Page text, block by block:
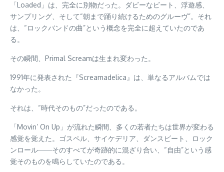
「Loaded」は、完全に別物だった。ダビーなビート、浮遊感、
サンプリング、そして“朝まで踊り続けるためのグルーヴ”。それ
は、“ロックバンドの曲”という概念を完全に超えていたのであ
る。
その瞬間、Primal Screamは生まれ変わった。
1991年に発表された『Screamadelica』は、単なるアルバムでは
なかった。
それは、“時代そのもの”だったのである。
「Movin’ On Up」が流れた瞬間、多くの若者たちは世界が変わる
感覚を覚えた。ゴスペル、サイケデリア、ダンスビート、ロック
ンロール――そのすべてが奇跡的に混ざり合い、“自由”という感
覚そのものを鳴らしていたのである。